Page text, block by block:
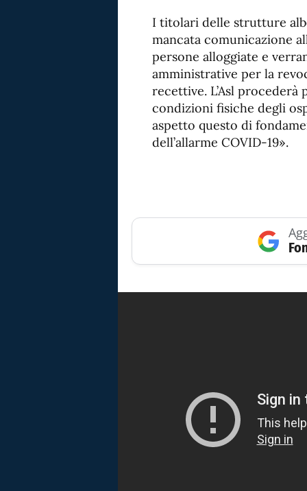
I titolari delle strutture
mancata comunicazione
persone alloggiate e
amministrative per la
recettive. L’Asl
condizioni fisiche degli
aspetto questo di
dell’allarme COVID-19».